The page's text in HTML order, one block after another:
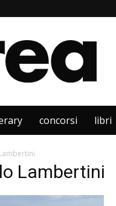
concorsi libri
Lambertini